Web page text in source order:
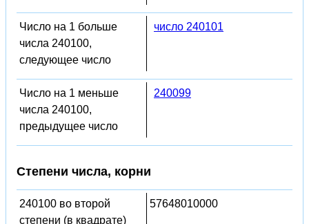
Число на 1 больше
числа 240100,
следующее число
число 240101
Число на 1 меньше
числа 240100,
предыдущее число
240099
Степени числа, корни
240100 во второй
степени (в квадрате)
57648010000